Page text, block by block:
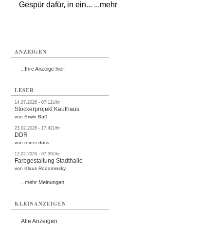
Gespür dafür, in ein... ...mehr
ANZEIGEN
...Ihre Anzeige hier!
LESER
14.07.2026 - 07:12Uhr
Stöckerprojekt Kaufhaus
von Erwin Buß
23.02.2026 - 17:42Uhr
DDR
von reiner doss
12.02.2026 - 07:30Uhr
Farbgestaltung Stadthalle
von Klaus Rodominsky
...mehr Meinungen
KLEINANZEIGEN
Alle Anzeigen